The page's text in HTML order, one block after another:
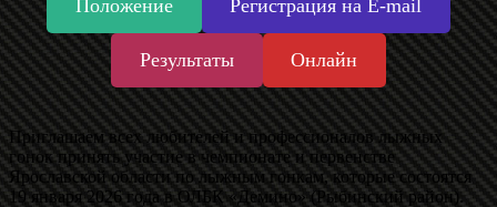
Положение Регистрация на E-mail
Результаты Онлайн
Приглашаем всех любителей и профессионалов лыжных
гонок принять участие в чемпионате и первенстве
Ярославской области по лыжным гонкам, которые состоятся
19 января 2026 года в ОЛБК «Демино» (Рыбинский район).